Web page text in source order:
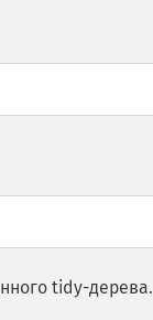
tidy-дерева.